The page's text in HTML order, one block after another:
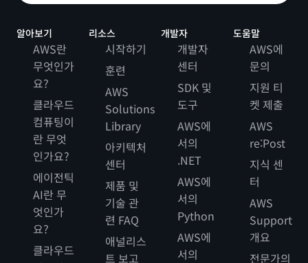
알아보기
AWS란
무엇인가
요?
클라우드
컴퓨팅이
란 무엇
인가요?
에이전틱
AI란 무
엇인가
요?
클라우드
리소스
시작하기
훈련
AWS
Solutions
Library
아키텍처
센터
제품 및
기술 관
련 FAQ
애널리스
트 보고
개발자
개발자
센터
SDK 및
도구
AWS에
서의
.NET
AWS에
서의
Python
AWS에
서의
도움말
AWS에
문의
지원 티
켓 제출
AWS
re:Post
지식 센
터
AWS
Support
개요
전문가의